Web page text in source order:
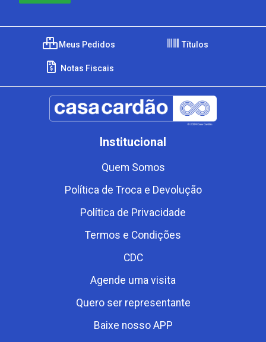
Meus Pedidos Títulos
Notas Fiscais
Institucional
Quem Somos
Política de Troca e Devolução
Política de Privacidade
Termos e Condições
CDC
Agende uma visita
Quero ser representante
Baixe nosso APP